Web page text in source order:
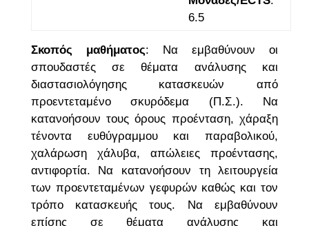
6.5
Σκοπός μαθήματος: Να εμβαθύνουν οι
σπουδαστές σε θέματα ανάλυσης και
διαστασιολόγησης κατασκευών από
προεντεταμένο σκυρόδεμα (Π.Σ.). Να
κατανοήσουν τους όρους προένταση, χάραξη
τένοντα ευθύγραμμου και παραβολικού,
χαλάρωση χάλυβα, απώλειες προέντασης,
αντιφορτία. Να κατανοήσουν τη λειτουργεία
των προεντεταμένων γεφυρών καθώς και τον
τρόπο κατασκευής τους. Να εμβαθύνουν
επίσης σε θέματα ανάλυσης και